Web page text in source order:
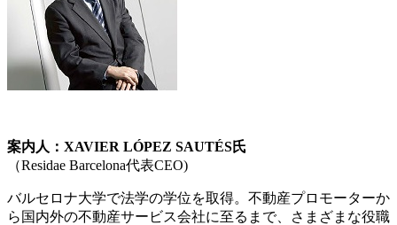
案内人：XAVIER LÓPEZ SAUTÉS氏
（Residae Barcelona代表CEO)
バルセロナ大学で法学の学位を取得。不動産プロモーターか
ら国内外の不動産サービス会社に至るまで、さまざまな役職